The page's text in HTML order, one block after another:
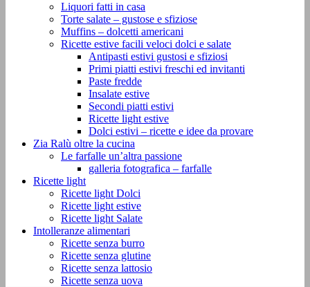
Liquori fatti in casa
Torte salate – gustose e sfiziose
Muffins – dolcetti americani
Ricette estive facili veloci dolci e salate
Antipasti estivi gustosi e sfiziosi
Primi piatti estivi freschi ed invitanti
Paste fredde
Insalate estive
Secondi piatti estivi
Ricette light estive
Dolci estivi – ricette e idee da provare
Zia Ralù oltre la cucina
Le farfalle un’altra passione
galleria fotografica – farfalle
Ricette light
Ricette light Dolci
Ricette light estive
Ricette light Salate
Intolleranze alimentari
Ricette senza burro
Ricette senza glutine
Ricette senza lattosio
Ricette senza uova